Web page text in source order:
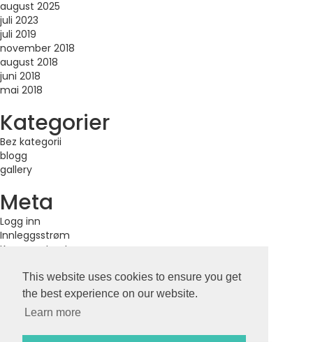
This website uses cookies to ensure you get
the best experience on our website.
Learn more
august 2025
juli 2023
juli 2019
november 2018
august 2018
juni 2018
mai 2018
Kategorier
Bez kategorii
blogg
gallery
Meta
Logg inn
Innleggsstrøm
Kommentarstrøm